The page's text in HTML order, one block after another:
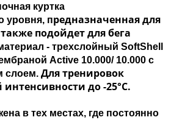
куртка
уровня, предназначенная для
подойдет для бега
- трехслойный SoftShell
Active 10.000/ 10.000 с
слоем. Для тренировок
до -25°С.
в тех местах, где постоянно